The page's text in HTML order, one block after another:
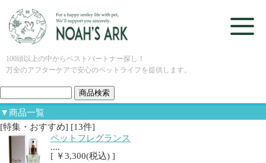
100頭以上の中からベストパートナー探し！
万全のアフターケアで安心のペットライフを提供します。
▼商品一覧
[特集・おすすめ] [13件]
ペットフレグランス
....
[ ￥3,300(税込) ]